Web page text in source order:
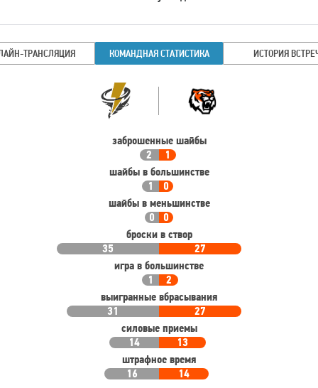
игрока
ТРАНСЛЯЦИЯ КОМАНДНАЯ СТАТИСТИКА ИСТОРИЯ
Команда
заброшенные шайбы
2
1
шайбы в большинстве
1
0
шайбы в меньшинстве
0
0
броски в створ
35
27
игра в большинстве
1
2
выигранные вбрасывания
31
27
силовые приемы
14
13
штрафное время
16
14